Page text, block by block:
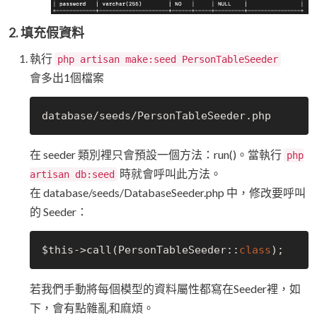
2. 填充假資料
執行 php artisan make:seed PersonTableSeeder
會多出1個檔案
database/seeds/PersonTableSeeder.
在 seeder 類別裡只會預設一個方法：run()。當執行 php
artisan db:seed
時就會呼叫此方法。
在 database/seeds/DatabaseSeeder.php 中，修改要呼叫
的 Seeder：
$this->call(PersonTableSeeder:: class);
若我們手動將每個模型的資料屬性都寫在Seeder裡，如
下，會有點雜亂和麻煩。